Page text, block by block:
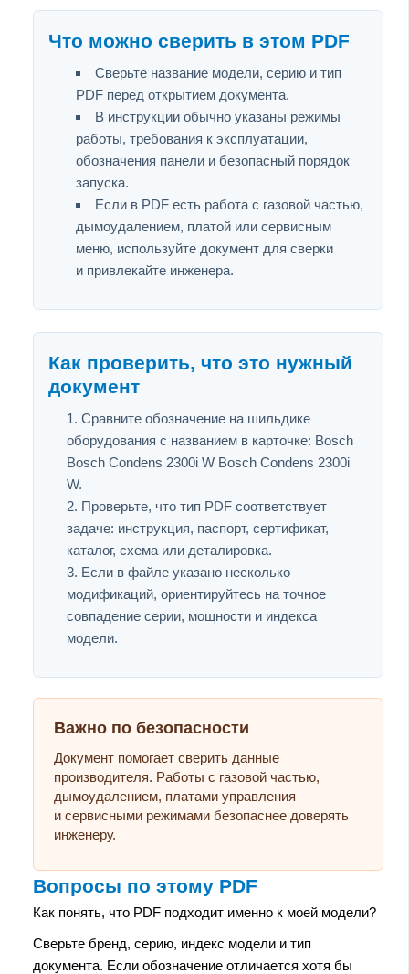
Что можно сверить в этом PDF
Сверьте название модели, серию и тип
PDF перед открытием документа.
В инструкции обычно указаны режимы
работы, требования к эксплуатации,
обозначения панели и безопасный порядок
запуска.
Если в PDF есть работа с газовой частью,
дымоудалением, платой или сервисным
меню, используйте документ для сверки
и привлекайте инженера.
Как проверить, что это нужный
документ
Сравните обозначение на шильдике
оборудования с названием в карточке: Bosch
Bosch Condens 2300i W Bosch Condens 2300i
W.
Проверьте, что тип PDF соответствует
задаче: инструкция, паспорт, сертификат,
каталог, схема или деталировка.
Если в файле указано несколько
модификаций, ориентируйтесь на точное
совпадение серии, мощности и индекса
модели.
Важно по безопасности
Документ помогает сверить данные
производителя. Работы с газовой частью,
дымоудалением, платами управления
и сервисными режимами безопаснее доверять
инженеру.
Вопросы по этому PDF
Как понять, что PDF подходит именно к моей модели?
Сверьте бренд, серию, индекс модели и тип
документа. Если обозначение отличается хотя бы